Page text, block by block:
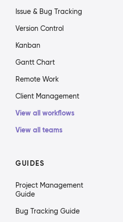
Issue & Bug Tracking
Version Control
Kanban
Gantt Chart
Remote Work
Client Management
View all workflows
View all teams
GUIDES
Project Management
Guide
Bug Tracking Guide